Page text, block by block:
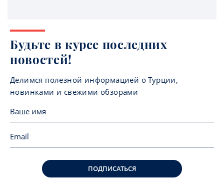
Будьте в курсе последних
новостей!
Делимся полезной информацией о Турции,
новинками и свежими обзорами
ПОДПИСАТЬСЯ